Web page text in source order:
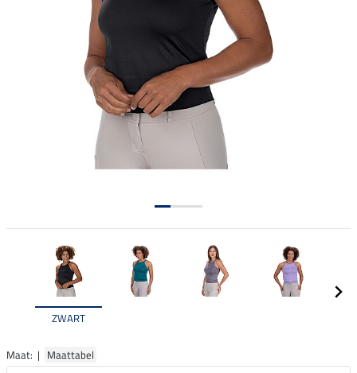
ZWART
Maat: | Maattabel